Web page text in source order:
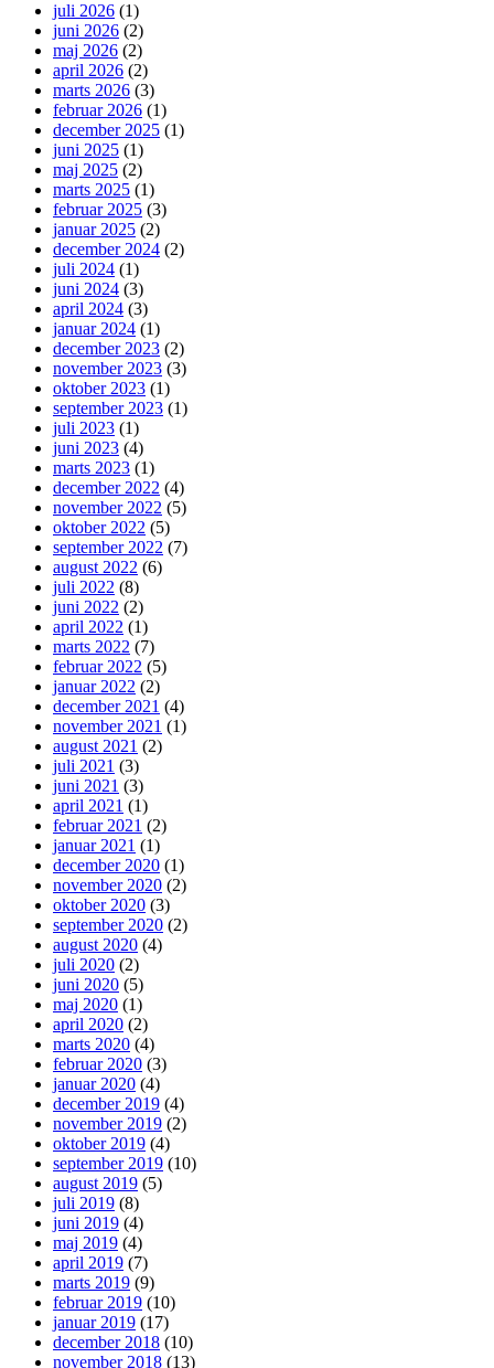
juli 2026 (1)
juni 2026 (2)
maj 2026 (2)
april 2026 (2)
marts 2026 (3)
februar 2026 (1)
december 2025 (1)
juni 2025 (1)
maj 2025 (2)
marts 2025 (1)
februar 2025 (3)
januar 2025 (2)
december 2024 (2)
juli 2024 (1)
juni 2024 (3)
april 2024 (3)
januar 2024 (1)
december 2023 (2)
november 2023 (3)
oktober 2023 (1)
september 2023 (1)
juli 2023 (1)
juni 2023 (4)
marts 2023 (1)
december 2022 (4)
november 2022 (5)
oktober 2022 (5)
september 2022 (7)
august 2022 (6)
juli 2022 (8)
juni 2022 (2)
april 2022 (1)
marts 2022 (7)
februar 2022 (5)
januar 2022 (2)
december 2021 (4)
november 2021 (1)
august 2021 (2)
juli 2021 (3)
juni 2021 (3)
april 2021 (1)
februar 2021 (2)
januar 2021 (1)
december 2020 (1)
november 2020 (2)
oktober 2020 (3)
september 2020 (2)
august 2020 (4)
juli 2020 (2)
juni 2020 (5)
maj 2020 (1)
april 2020 (2)
marts 2020 (4)
februar 2020 (3)
januar 2020 (4)
december 2019 (4)
november 2019 (2)
oktober 2019 (4)
september 2019 (10)
august 2019 (5)
juli 2019 (8)
juni 2019 (4)
maj 2019 (4)
april 2019 (7)
marts 2019 (9)
februar 2019 (10)
januar 2019 (17)
december 2018 (10)
november 2018 (13)